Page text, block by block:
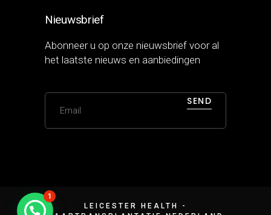
Nieuwsbrief
Abonneer u op onze nieuwsbrief voor al
het laatste nieuws en aanbiedingen
SEND
LEICESTER HEALTH -
1